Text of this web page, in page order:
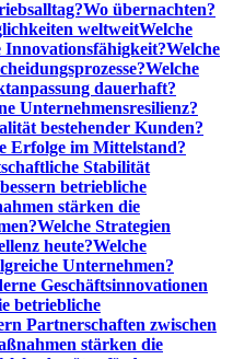
Wo übernachten?
weltweitWelche
Welche
Welche
dauerhaft?
Unternehmensresilienz?
bestehender Kunden?
Erfolge im Mittelstand?
Stabilität
betriebliche
stärken die
Welche Strategien
heute?Welche
Unternehmen?
Geschäftsinnovationen
betriebliche
Partnerschaften zwischen
stärken die